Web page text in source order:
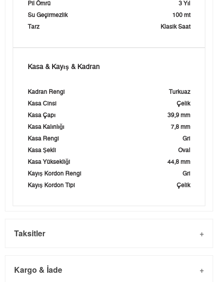
Pil Ömrü
3 Yıl
Su Geçirmezlik
100 mt
Tarz
Klasik Saat
Kasa & Kayış & Kadran
Kadran Rengi
Turkuaz
Kasa Cinsi
Çelik
Kasa Çapı
39,9 mm
Kasa Kalınlığı
7,8 mm
Kasa Rengi
Gri
Kasa Şekli
Oval
Kasa Yüksekliği
44,8 mm
Kayış Kordon Rengi
Gri
Kayış Kordon Tipi
Çelik
Taksitler
Kargo & İade